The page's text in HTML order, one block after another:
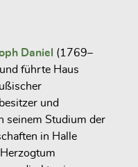
Daniel (1769–
führte Haus
und
seinem Studium der
in Halle